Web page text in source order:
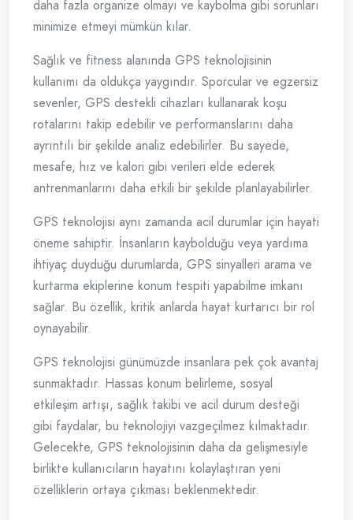
daha fazla organize olmayı ve kaybolma gibi sorunları
minimize etmeyi mümkün kılar.
Sağlık ve fitness alanında GPS teknolojisinin
kullanımı da oldukça yaygındır. Sporcular ve egzersiz
sevenler, GPS destekli cihazları kullanarak koşu
rotalarını takip edebilir ve performanslarını daha
ayrıntılı bir şekilde analiz edebilirler. Bu sayede,
mesafe, hız ve kalori gibi verileri elde ederek
antrenmanlarını daha etkili bir şekilde planlayabilirler.
GPS teknolojisi aynı zamanda acil durumlar için hayati
öneme sahiptir. İnsanların kaybolduğu veya yardıma
ihtiyaç duyduğu durumlarda, GPS sinyalleri arama ve
kurtarma ekiplerine konum tespiti yapabilme imkanı
sağlar. Bu özellik, kritik anlarda hayat kurtarıcı bir rol
oynayabilir.
GPS teknolojisi günümüzde insanlara pek çok avantaj
sunmaktadır. Hassas konum belirleme, sosyal
etkileşim artışı, sağlık takibi ve acil durum desteği
gibi faydalar, bu teknolojiyi vazgeçilmez kılmaktadır.
Gelecekte, GPS teknolojisinin daha da gelişmesiyle
birlikte kullanıcıların hayatını kolaylaştıran yeni
özelliklerin ortaya çıkması beklenmektedir.